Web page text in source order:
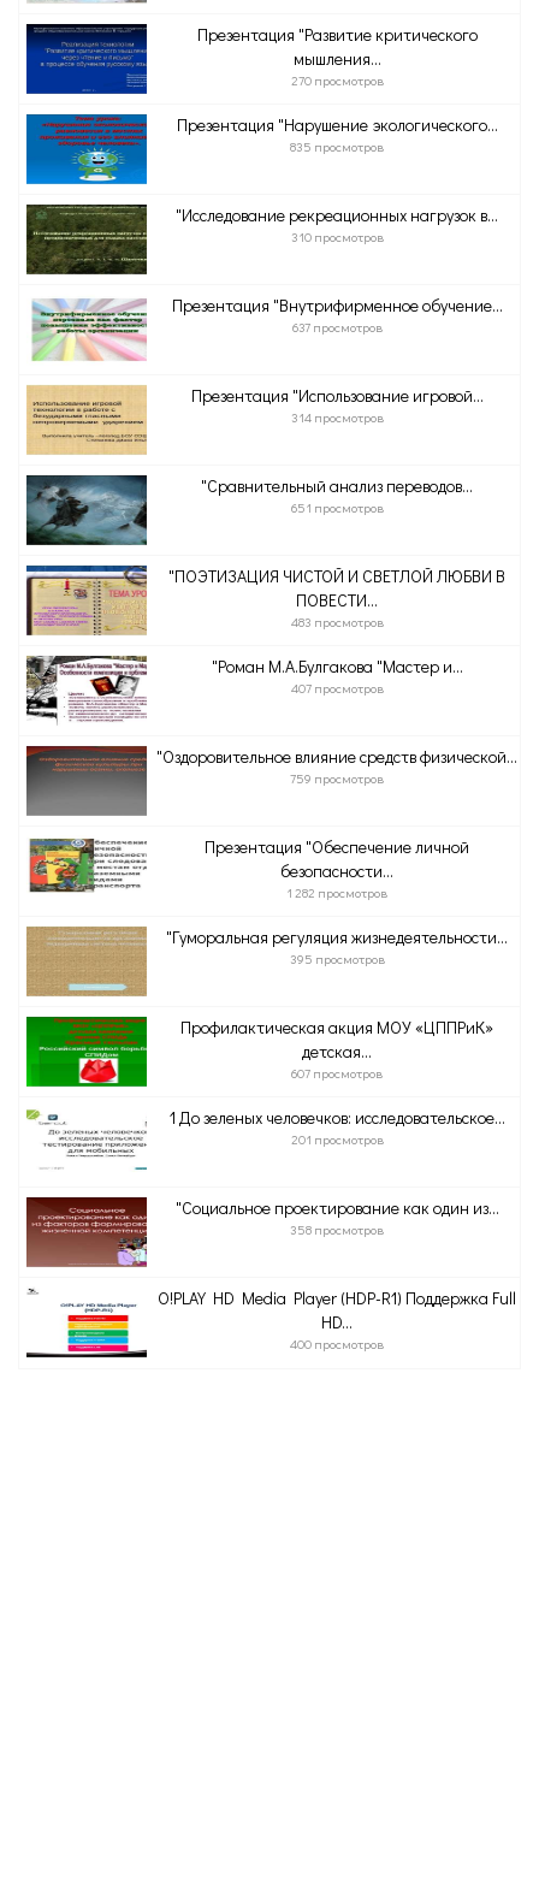
Презентация "Развитие критического
мышления...
270 просмотров
Презентация "Нарушение экологического...
835 просмотров
"Исследование рекреационных нагрузок в...
310 просмотров
Презентация "Внутрифирменное обучение...
637 просмотров
Презентация "Использование игровой...
314 просмотров
"Сравнительный анализ переводов...
651 просмотров
"ПОЭТИЗАЦИЯ ЧИСТОЙ И СВЕТЛОЙ ЛЮБВИ В
ПОВЕСТИ...
483 просмотров
"Роман М.А.Булгакова "Мастер и...
407 просмотров
"Оздоровительное влияние средств физической...
759 просмотров
Презентация "Обеспечение личной
безопасности...
1 282 просмотров
"Гуморальная регуляция жизнедеятельности...
395 просмотров
Профилактическая акция МОУ «ЦППРиК»
детская...
607 просмотров
1 До зеленых человечков: исследовательское...
201 просмотров
"Социальное проектирование как один из...
358 просмотров
O!PLAY HD Media Player (HDP-R1) Поддержка Full
HD...
400 просмотров